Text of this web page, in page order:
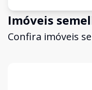
Imóveis
Confira imóveis